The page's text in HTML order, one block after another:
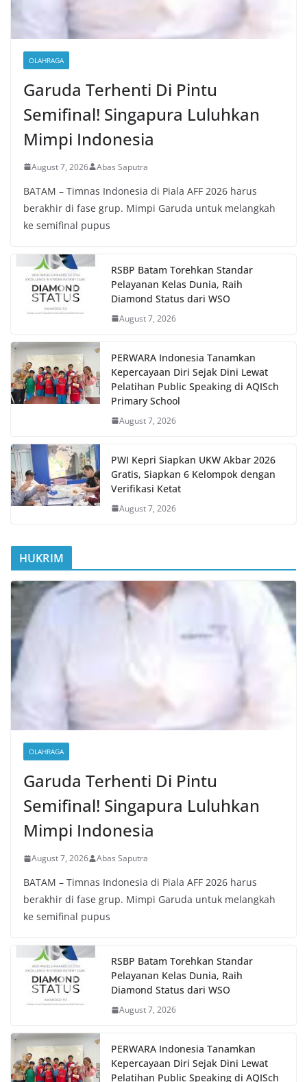
OLAHRAGA
Garuda Terhenti Di Pintu
Semifinal! Singapura Luluhkan
Mimpi Indonesia
August 7, 2026 Abas Saputra
BATAM – Timnas Indonesia di Piala AFF 2026 harus
berakhir di fase grup. Mimpi Garuda untuk melangkah
ke semifinal pupus
RSBP Batam Torehkan Standar
Pelayanan Kelas Dunia, Raih
Diamond Status dari WSO
August 7, 2026
PERWARA Indonesia Tanamkan
Kepercayaan Diri Sejak Dini Lewat
Pelatihan Public Speaking di AQISch
Primary School
August 7, 2026
PWI Kepri Siapkan UKW Akbar 2026
Gratis, Siapkan 6 Kelompok dengan
Verifikasi Ketat
August 7, 2026
HUKRIM
OLAHRAGA
Garuda Terhenti Di Pintu
Semifinal! Singapura Luluhkan
Mimpi Indonesia
August 7, 2026 Abas Saputra
BATAM – Timnas Indonesia di Piala AFF 2026 harus
berakhir di fase grup. Mimpi Garuda untuk melangkah
ke semifinal pupus
RSBP Batam Torehkan Standar
Pelayanan Kelas Dunia, Raih
Diamond Status dari WSO
August 7, 2026
PERWARA Indonesia Tanamkan
Kepercayaan Diri Sejak Dini Lewat
Pelatihan Public Speaking di AQISch